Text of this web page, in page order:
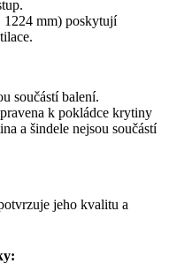
mm) poskytují
součástí balení.
k pokládce krytiny
a šindele nejsou součástí
jeho kvalitu a